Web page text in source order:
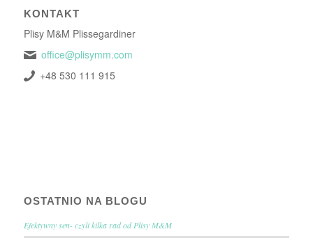
KONTAKT
Plisy M&M Plissegardiner
office@plisymm.com
+48 530 111 915
OSTATNIO NA BLOGU
Efektywny sen- czyli kilka rad od Plisy M&M